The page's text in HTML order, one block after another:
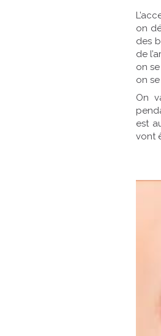
on
des
de
on
on
On
est
vont